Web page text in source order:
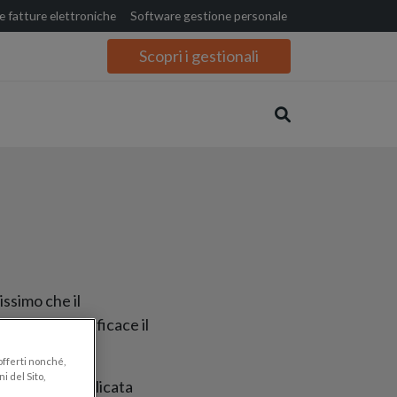
fatture elettroniche Software gestione personale
Scopri i gestionali
che il
più efficace il
più complicata
nonché,
del Sito,